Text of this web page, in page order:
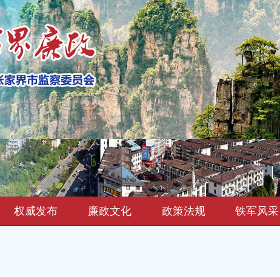
权威发布 廉政文化 政策法规 铁军风采